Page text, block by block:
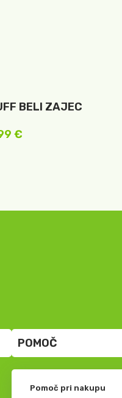
BELI ZAJEC
€
POMOČ
Pomoč pri nakupu